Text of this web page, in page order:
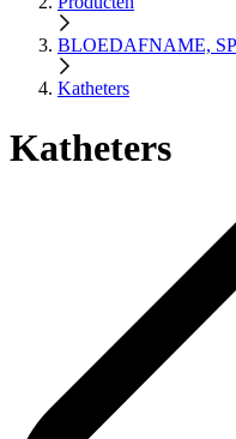
BLOEDAFNAME,
Katheters
Katheters